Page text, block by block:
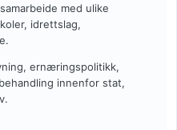
med ulike
idrettslag,
ernæringspolitikk,
innenfor stat,